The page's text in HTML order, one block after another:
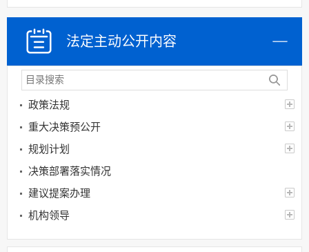
法定主动公开内容
政策法规
重大决策预公开
规划计划
决策部署落实情况
建议提案办理
机构领导
机构设置